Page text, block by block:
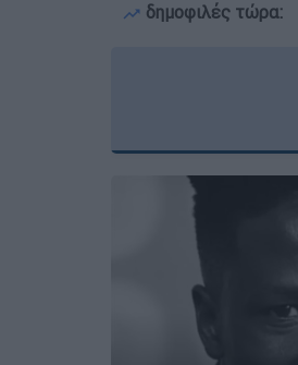
δημοφιλές τώρα: